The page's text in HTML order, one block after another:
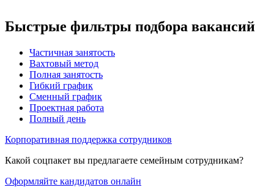
Быстрые фильтры подбора вакансий
Частичная занятость
Вахтовый метод
Полная занятость
Гибкий график
Сменный график
Проектная работа
Полный день
Корпоративная поддержка сотрудников
Какой соцпакет вы предлагаете семейным сотрудникам?
Оформляйте кандидатов онлайн